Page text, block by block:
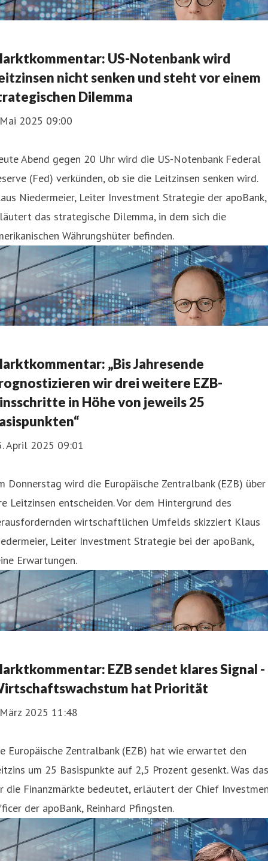
US-Notenbank wird
nicht senken und steht vor einem
Dilemma
2025 09:00
Abend gegen 20 Uhr wird die US-Notenbank Federal
(Fed) verkünden, ob sie die Leitzinsen senken wird.
Niedermeier, Leiter Investment Strategie der apoBank,
das strategische Dilemma, in dem sich die
Währungshüter befinden.
„Bis Jahresende
wir drei weitere EZB-
in Höhe von jeweils 25
April 2025 09:01
Donnerstag wird die Europäische Zentralbank (EZB) über
Leitzinsen entscheiden. Vor dem Hintergrund des
wirtschaftlichen Umfelds skizziert Klaus
Leiter Investment Strategie bei der apoBank,
Erwartungen.
EZB sendet klares Signal -
hat Priorität
2025 11:48
Europäische Zentralbank (EZB) hat wie erwartet den
um 25 Basispunkte auf 2,5 Prozent gesenkt. Was das
die Finanzmärkte bedeutet, erläutert der Chief
der apoBank, Reinhard Pfingsten.